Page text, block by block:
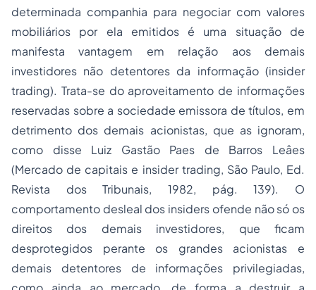
determinada companhia para negociar com valores
mobiliários por ela emitidos é uma situação de
manifesta vantagem em relação aos demais
investidores não detentores da informação (insider
trading). Trata-se do aproveitamento de informações
reservadas sobre a sociedade emissora de títulos, em
detrimento dos demais acionistas, que as ignoram,
como disse Luiz Gastão Paes de Barros Leâes
(Mercado de capitais e insider trading, São Paulo, Ed.
Revista dos Tribunais, 1982, pág. 139). O
comportamento desleal dos insiders ofende não só os
direitos dos demais investidores, que ficam
desprotegidos perante os grandes acionistas e
demais detentores de informações privilegiadas,